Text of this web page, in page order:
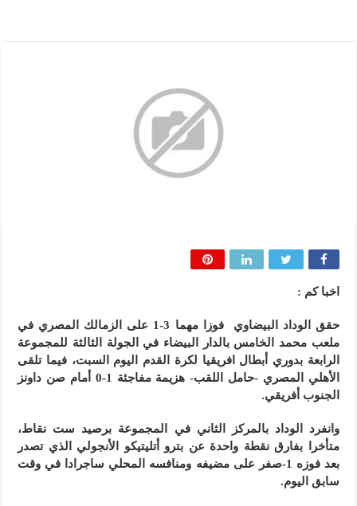
اخبا كم :
حقق الوداد البيضاوي فوزا مهما 3-1 على الزمالك المصري في
ملعب محمد الخامس بالدار البيضاء في الجولة الثالثة للمجموعة
الرابعة بدوري أبطال افريقيا لكرة القدم اليوم السبت، فيما تلقى
الأهلي المصري -حامل اللقب- هزيمة مفاجئة 1-0 أمام صن داونز
الجنوب أفريقي.
وانفرد الوداد بالمركز الثاني في المجموعة برصيد ست نقاط،
متأخرا بفارق نقطة واحدة عن بترو أتليتيكو الأنجولي الذي تصدر
بعد فوزه 1-صفر على مضيفه ومنافسه المحلي ساجرادا في وقت
سابق اليوم.